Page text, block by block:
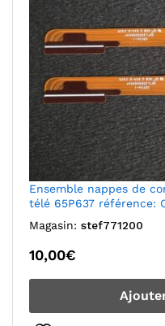
Ensemble nappes de
télé 65P637 référence:
Magasin: stef771200
10,00€